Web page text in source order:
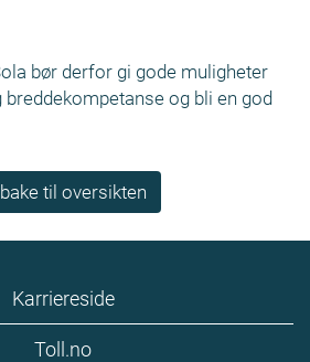
bør derfor gi gode muligheter
og bli en god
til oversikten
Karriereside
Toll.no